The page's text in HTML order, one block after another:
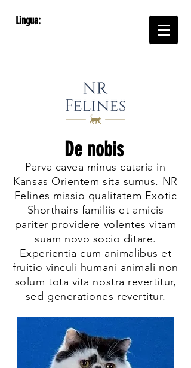
Lingua:
De nobis
Parva cavea minus cataria in
Kansas Orientem sita sumus. NR
Felines missio qualitatem Exotic
Shorthairs familiis et amicis
pariter providere volentes vitam
suam novo socio ditare.
Experientia cum animalibus et
fruitio vinculi humani animali non
solum tota vita nostra revertitur,
sed generationes revertitur.